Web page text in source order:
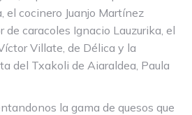
el cocinero Juanjo Martínez
de caracoles Ignacio Lauzurika, el
Villate, de Délica y la
del Txakoli de Aiaraldea, Paula
la gama de quesos que